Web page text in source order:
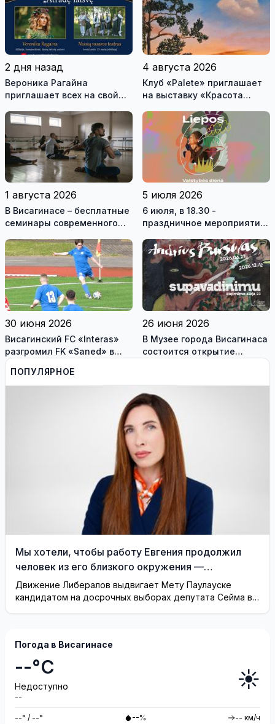
на 40 лет назад
«Дива» реж. Тадас
Монтримас
2 дня назад
Вероника Рагайна
приглашает всех на свой
состоится в субботу на
главной сцене городского
праздника
4 августа 2026
Клуб «Palete» приглашает
на выставку «Красота
1 августа 2026
В Висагинасе – бесплатные
семинары современного
Овчинниковым
5 июля 2026
6 июля, в 18.30 -
праздничное мероприятие
30 июня 2026
Висагинский FC «Interas»
разгромил FK «Saned» в
Йонишкисе - 4:0
26 июня 2026
В Музее города Висагинаса
состоится открытие
Бурсоваса «su pavadinimu»
ПОПУЛЯРНОЕ
Мы хотели, чтобы работу Евгения продолжил
человек из его близкого окружения —
Висагинское отделение Либерального движения
Движение Либералов выдвигает Мету Паулауске
кандидатом на досрочных выборах депутата Сейма в
Погода в Висагинасе
--°C
Недоступно
--
☀️
--° / --° --% -- км/ч